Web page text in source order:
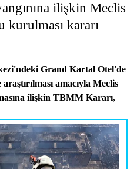
ilişkin Meclis
kurulması kararı
Grand Kartal Otel'de
amacıyla Meclis
ilişkin TBMM Kararı,